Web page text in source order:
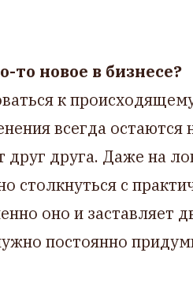
то новое в бизнесе?
к
всегда остаются
друг друга. Даже на
столкнуться с
оно и заставляет
постоянно